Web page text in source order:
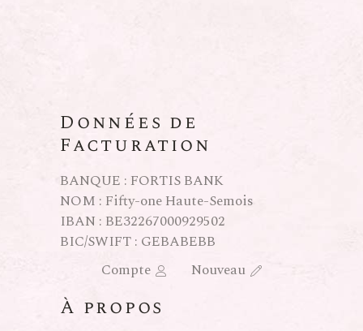
À propos
Données de
Facturation
BANQUE : FORTIS BANK
NOM : Fifty-one Haute-Semois
IBAN : BE32267000929502
BIC/SWIFT : GEBABEBB
Compte
Nouveau